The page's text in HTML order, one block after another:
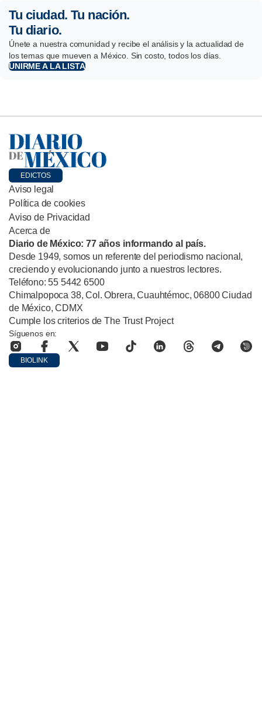
Tu ciudad. Tu nación.
Tu diario.
Únete a nuestra comunidad y recibe el análisis y la actualidad de
los temas que mueven a México. Sin costo, todos los días.
UNIRME A LA LISTA
EDICTOS
Aviso legal
Política de cookies
Aviso de Privacidad
Acerca de
Diario de México: 77 años informando al país.
Desde 1949, somos un referente del periodismo nacional,
creciendo y evolucionando junto a nuestros lectores.
Teléfono: 55 5442 6500
Chimalpopoca 38, Col. Obrera, Cuauhtémoc, 06800 Ciudad
de México, CDMX
Cumple los criterios de The Trust Project
Síguenos en:
BIOLINK